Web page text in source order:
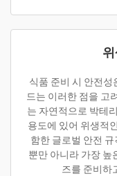
식품 준비 시 안전성
드는 이러한 점을 고
는 자연적으로 박테
용도에 있어 위생적
함한 글로벌 안전
뿐만 아니라 가장 높
즈를 준비하